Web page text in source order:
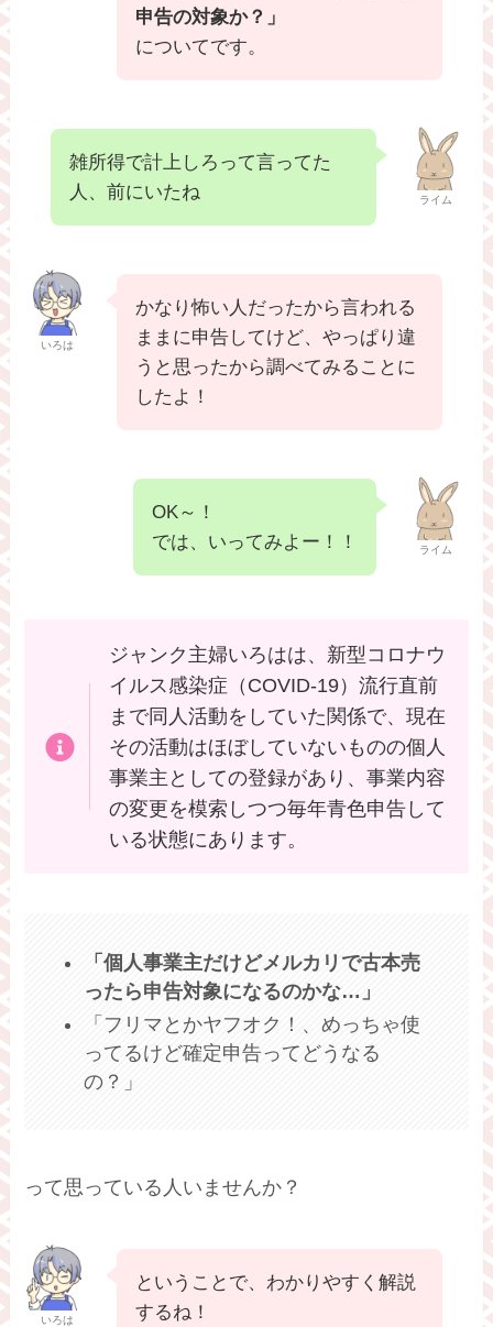
申告の対象か？」
についてです。
ライム
雑所得で計上しろって言ってた
人、前にいたね
いろは
かなり怖い人だったから言われる
ままに申告してけど、やっぱり違
うと思ったから調べてみることに
したよ！
ライム
OK～！
では、いってみよー！！
ジャンク主婦いろはは、新型コロナウ
イルス感染症（COVID-19）流行直前
まで同人活動をしていた関係で、現在
その活動はほぼしていないものの個人
事業主としての登録があり、事業内容
の変更を模索しつつ毎年青色申告して
いる状態にあります。
「個人事業主だけどメルカリで古本売
ったら申告対象になるのかな…」
「フリマとかヤフオク！、めっちゃ使
ってるけど確定申告ってどうなる
の？」
って思っている人いませんか？
いろは
ということで、わかりやすく解説
するね！